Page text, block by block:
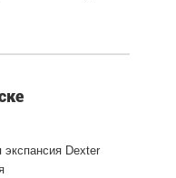
экспансия Dexter